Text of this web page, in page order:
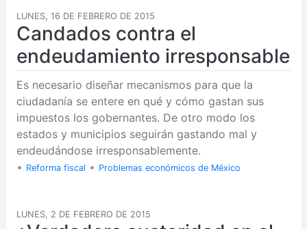
LUNES, 16 DE FEBRERO DE 2015
Candados contra el
endeudamiento irresponsable
Es necesario diseñar mecanismos para que la
ciudadanía se entere en qué y cómo gastan sus
impuestos los gobernantes. De otro modo los
estados y municipios seguirán gastando mal y
endeudándose irresponsablemente.
• Reforma fiscal • Problemas económicos de México
LUNES, 2 DE FEBRERO DE 2015